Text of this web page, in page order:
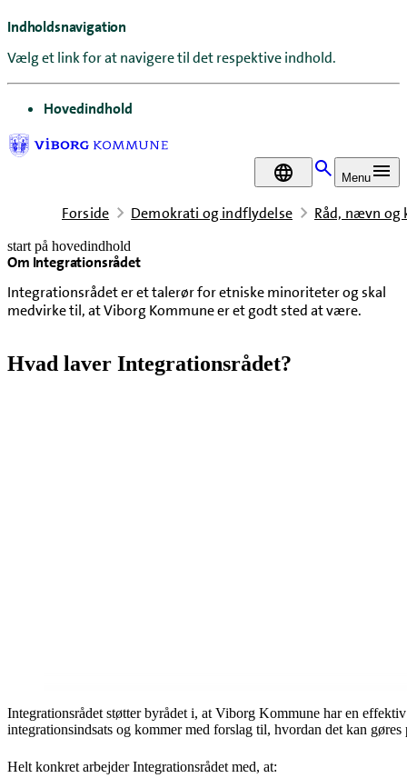
Indholdsnavigation
Vælg et link for at navigere til det respektive indhold.
gå til
Hovedindhold
DA Menu
Forside Demokrati og indflydelse Råd, nævn og
start på hovedindhold
Om Integrationsrådet
Integrationsrådet er et talerør for etniske minoriteter og skal
medvirke til, at Viborg Kommune er et godt sted at være.
senest opdateret 8. maj 2026
Hvad laver Integrationsrådet?
Integrationsrådet støtter byrådet i, at Viborg Kommune har en
integrationsindsats og kommer med forslag til, hvordan det kan gøres
Helt konkret arbejder Integrationsrådet med, at: